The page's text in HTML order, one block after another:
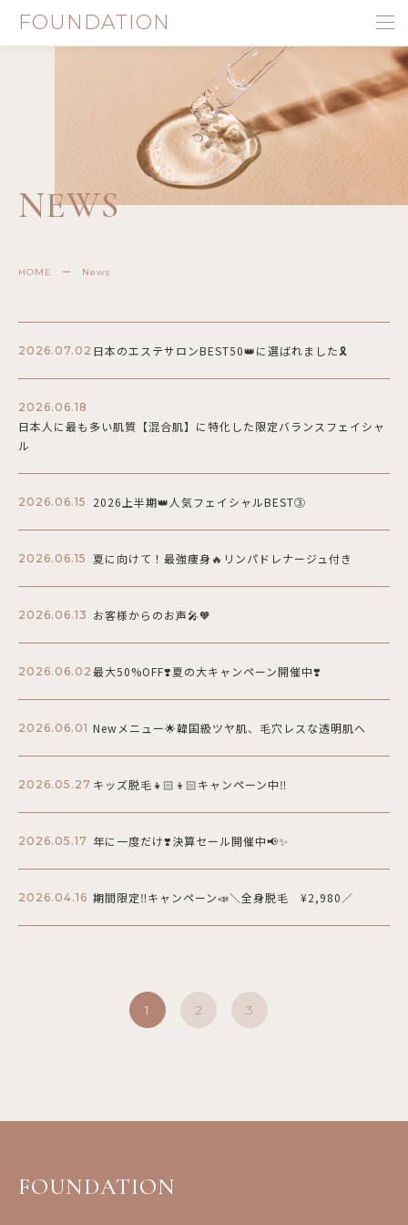
FOUNDATION
NEWS
HOME ー News
2026.07.02 日本のエステサロンBEST50👑に選ばれました🎗️
2026.06.18
日本人に最も多い肌質【混合肌】に特化した限定バランスフェイシャ
ル
2026.06.15 2026上半期👑人気フェイシャルBEST③
2026.06.15 夏に向けて！最強痩身🔥リンパドレナージュ付き
2026.06.13 お客様からのお声🎤🧡
2026.06.02 最大50%OFF❣️夏の大キャンペーン開催中❣️
2026.06.01 Newメニュー🌟韓国級ツヤ肌、毛穴レスな透明肌へ
2026.05.27 キッズ脱毛👧🏻👦🏻キャンペーン中‼️
2026.05.17 年に一度だけ❣️決算セール開催中📢✨
2026.04.16 期間限定‼️キャンペーン📣＼全身脱毛 ¥2,980／
1 2 3
FOUNDATION